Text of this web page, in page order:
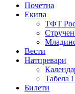
Почетна
Екипа
ТФТ
Вести
Натпревари
Табела
Билети